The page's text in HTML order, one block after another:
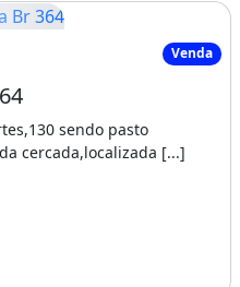
364 Venda
sendo pasto
cercada,localizada [...]